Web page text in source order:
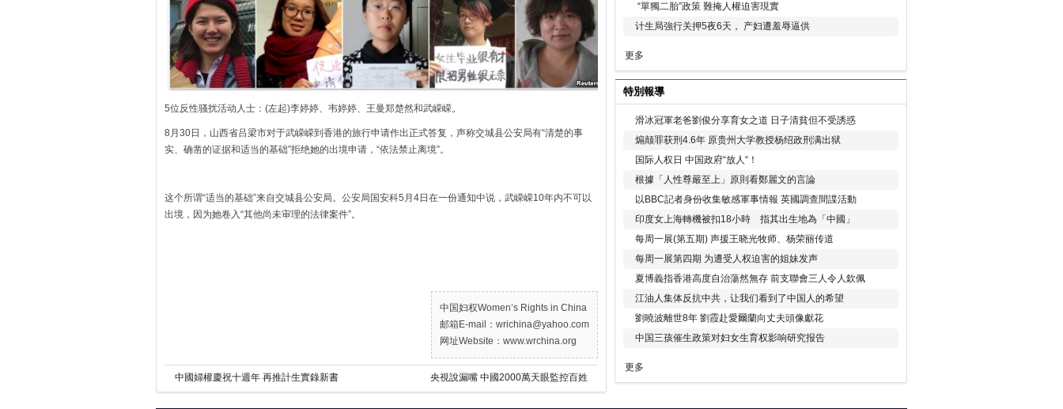
5位反性骚扰活动人士：(左起)李婷婷、韦婷婷、王曼郑楚然和武嵘嵘。
8月30日，山西省吕梁市对于武嵘嵘到香港的旅行申请作出正式答复，声称交城县公安局有“清楚的事
实、确凿的证据和适当的基础”拒绝她的出境申请，“依法禁止离境”。
这个所谓“适当的基础”来自交城县公安局。公安局国安科5月4日在一份通知中说，武嵘嵘10年内不可以
出境，因为她卷入“其他尚未审理的法律案件”。
中国妇权Women’s Rights in China
邮箱E-mail：wrichina@yahoo.com
网址Website：www.wrchina.org
中國婦權慶祝十週年 再推計生實錄新書 央視說漏嘴 中國2000萬天眼監控百姓
“單獨二胎”政策 難掩人權迫害現實
计生局強行关押5夜6天， 产妇遭羞辱逼供
更多
特別報導
滑冰冠軍老爸劉俊分享育女之道 日子清貧但不受誘惑
煽颠罪获刑4.6年 原贵州大学教授杨绍政刑满出狱
国际人权日 中国政府“放人“！
根據「人性尊嚴至上」原則看鄭麗文的言論
以BBC記者身份收集敏感軍事情報 英國調查間諜活動
印度女上海轉機被扣18小時 指其出生地為「中國」
每周一展(第五期) 声援王晓光牧师、杨荣丽传道
每周一展第四期 为遭受人权迫害的姐妹发声
夏博義指香港高度自治蕩然無存 前支聯會三人令人欽佩
江油人集体反抗中共，让我们看到了中国人的希望
劉曉波離世8年 劉霞赴愛爾蘭向丈夫頭像獻花
中国三孩催生政策对妇女生育权影响研究报告
更多